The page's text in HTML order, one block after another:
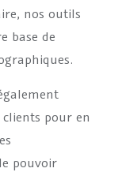
nos outils
base de
clients pour en
pouvoir